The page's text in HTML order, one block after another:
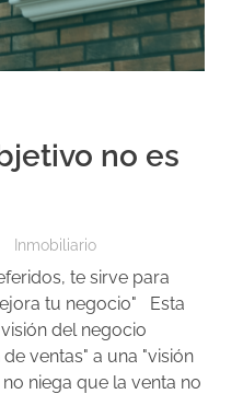
no es
Inmobiliario
te sirve para
tu negocio" Esta
del negocio
ventas" a una "visión
niega que la venta no